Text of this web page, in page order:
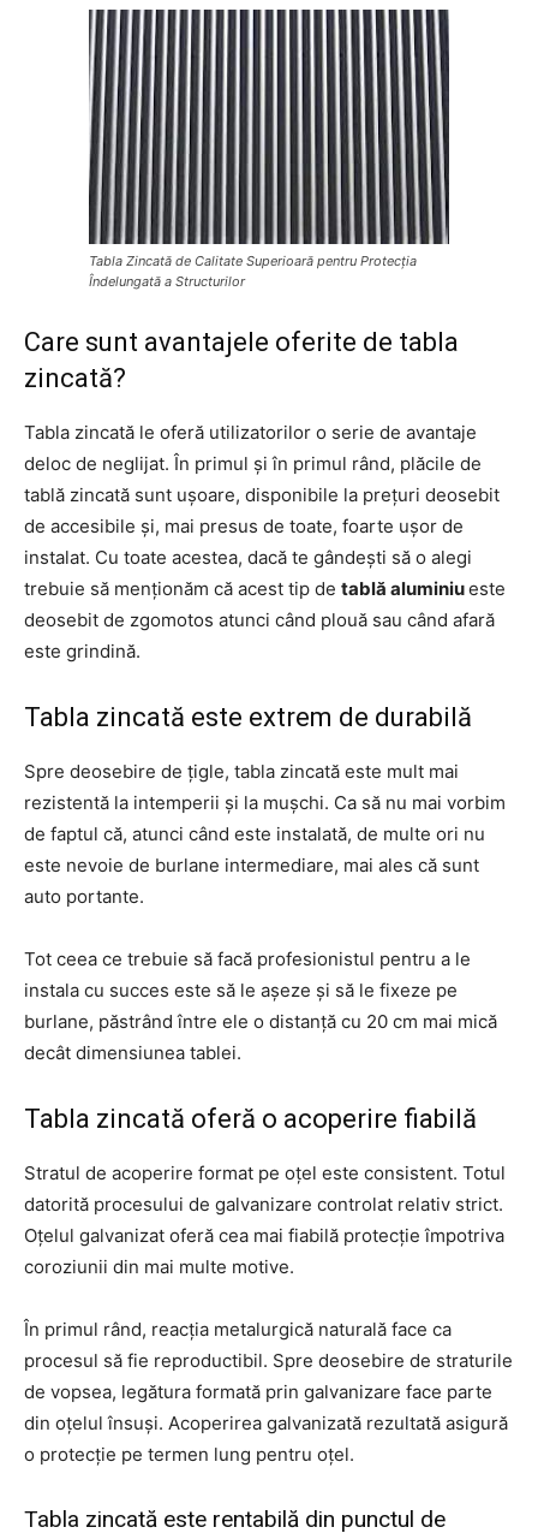
Tabla Zincată de Calitate Superioară pentru Protecția
Îndelungată a Structurilor
Care sunt avantajele oferite de tabla
zincată?
Tabla zincată le oferă utilizatorilor o serie de avantaje
deloc de neglijat. În primul și în primul rând, plăcile de
tablă zincată sunt ușoare, disponibile la prețuri deosebit
de accesibile și, mai presus de toate, foarte ușor de
instalat. Cu toate acestea, dacă te gândești să o alegi
trebuie să menționăm că acest tip de tablă aluminiueste
deosebit de zgomotos atunci când plouă sau când afară
este grindină.
Tabla zincată este extrem de durabilă
Spre deosebire de țigle, tabla zincată este mult mai
rezistentă la intemperii și la mușchi. Ca să nu mai vorbim
de faptul că, atunci când este instalată, de multe ori nu
este nevoie de burlane intermediare, mai ales că sunt
auto portante.
Tot ceea ce trebuie să facă profesionistul pentru a le
instala cu succes este să le așeze și să le fixeze pe
burlane, păstrând între ele o distanță cu 20 cm mai mică
decât dimensiunea tablei.
Tabla zincată oferă o acoperire fiabilă
Stratul de acoperire format pe oțel este consistent. Totul
datorită procesului de galvanizare controlat relativ strict.
Oțelul galvanizat oferă cea mai fiabilă protecție împotriva
coroziunii din mai multe motive.
În primul rând, reacția metalurgică naturală face ca
procesul să fie reproductibil. Spre deosebire de straturile
de vopsea, legătura formată prin galvanizare face parte
din oțelul însuși. Acoperirea galvanizată rezultată asigură
o protecție pe termen lung pentru oțel.
Tabla zincată este rentabilă din punctul de